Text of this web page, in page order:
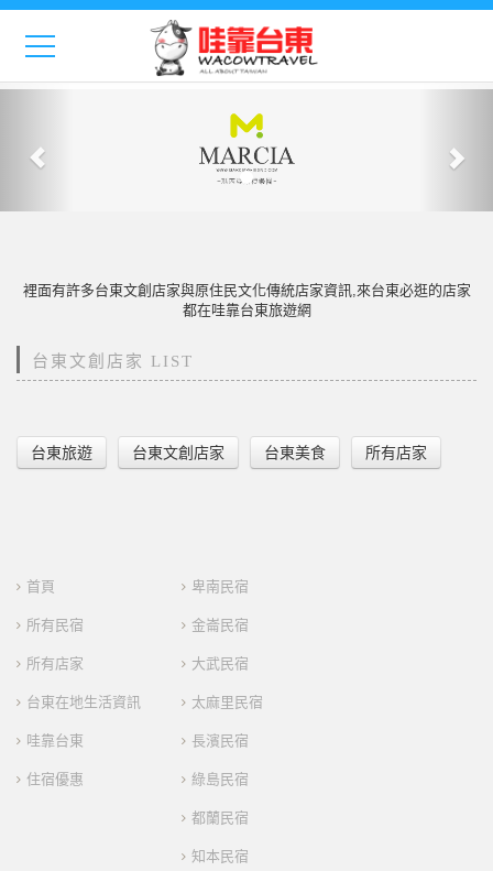
Previous
裡面有許多台東文創店家與原住民文化傳統店家資訊,來台東必逛的店家
都在哇靠台東旅遊網
台東文創店家 LIST
台東旅遊 台東文創店家 台東美食 所有店家
首頁
所有民宿
所有店家
台東在地生活資訊
哇靠台東
住宿優惠
卑南民宿
金崙民宿
大武民宿
太麻里民宿
長濱民宿
綠島民宿
都蘭民宿
知本民宿